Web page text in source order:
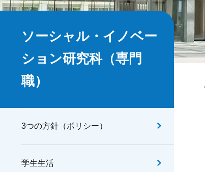
ソーシャル・イノベー
ション研究科（専門
職）
3つの方針（ポリシー）
学生生活